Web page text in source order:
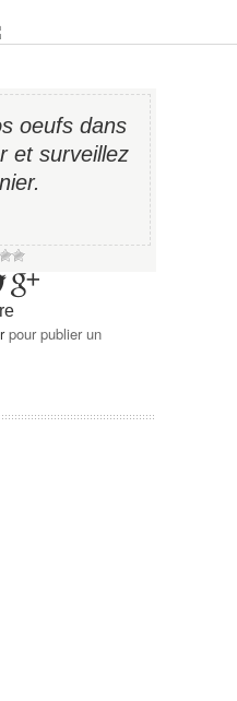
oeufs dans
et surveillez
pour publier un